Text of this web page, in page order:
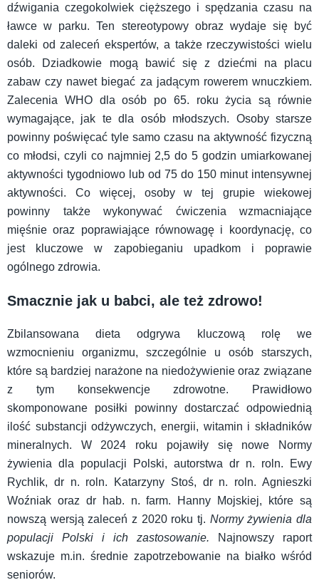
dźwigania czegokolwiek cięższego i spędzania czasu na
ławce w parku. Ten stereotypowy obraz wydaje się być
daleki od zaleceń ekspertów, a także rzeczywistości wielu
osób. Dziadkowie mogą bawić się z dziećmi na placu
zabaw czy nawet biegać za jadącym rowerem wnuczkiem.
Zalecenia WHO dla osób po 65. roku życia są równie
wymagające, jak te dla osób młodszych. Osoby starsze
powinny poświęcać tyle samo czasu na aktywność fizyczną
co młodsi, czyli co najmniej 2,5 do 5 godzin umiarkowanej
aktywności tygodniowo lub od 75 do 150 minut intensywnej
aktywności. Co więcej, osoby w tej grupie wiekowej
powinny także wykonywać ćwiczenia wzmacniające
mięśnie oraz poprawiające równowagę i koordynację, co
jest kluczowe w zapobieganiu upadkom i poprawie
ogólnego zdrowia.
Smacznie jak u babci, ale też zdrowo!
Zbilansowana dieta odgrywa kluczową rolę we
wzmocnieniu organizmu, szczególnie u osób starszych,
które są bardziej narażone na niedożywienie oraz związane
z tym konsekwencje zdrowotne. Prawidłowo
skomponowane posiłki powinny dostarczać odpowiednią
ilość substancji odżywczych, energii, witamin i składników
mineralnych. W 2024 roku pojawiły się nowe Normy
żywienia dla populacji Polski, autorstwa dr n. roln. Ewy
Rychlik, dr n. roln. Katarzyny Stoś, dr n. roln. Agnieszki
Woźniak oraz dr hab. n. farm. Hanny Mojskiej, które są
nowszą wersją zaleceń z 2020 roku tj. Normy żywienia dla
populacji Polski
i ich zastosowanie. Najnowszy raport
wskazuje m.in. średnie zapotrzebowanie na białko wśród
seniorów.